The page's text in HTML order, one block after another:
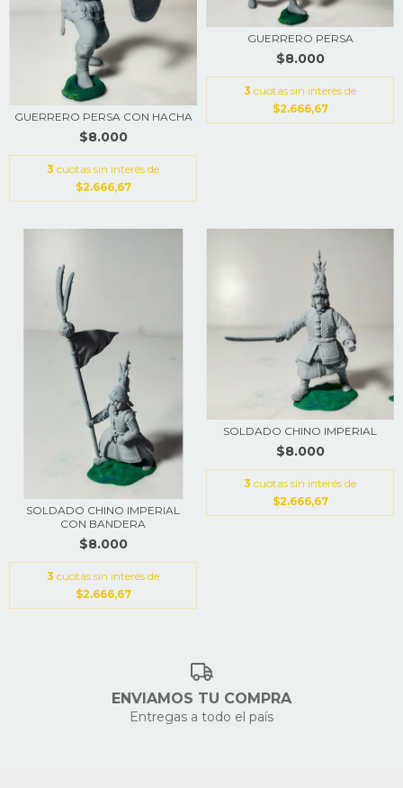
GUERRERO PERSA CON HACHA
$8.000
3 cuotas sin interés de
$2.666,67
GUERRERO PERSA
$8.000
3 cuotas sin interés de
$2.666,67
SOLDADO CHINO IMPERIAL
CON BANDERA
$8.000
3 cuotas sin interés de
$2.666,67
SOLDADO CHINO IMPERIAL
$8.000
3 cuotas sin interés de
$2.666,67
ENVIAMOS TU COMPRA
Entregas a todo el país